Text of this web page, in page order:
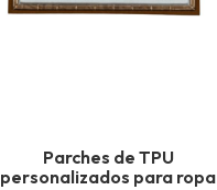
Parches de TPU
personalizados para ropa